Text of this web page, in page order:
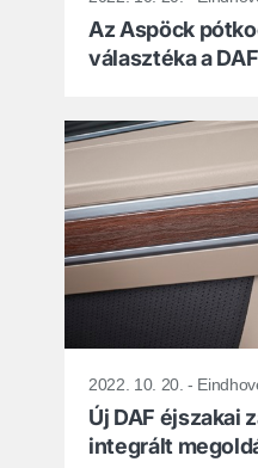
Az Aspöck
választéka a
2022. 10. 20. -
Új DAF éjszakai
integrált